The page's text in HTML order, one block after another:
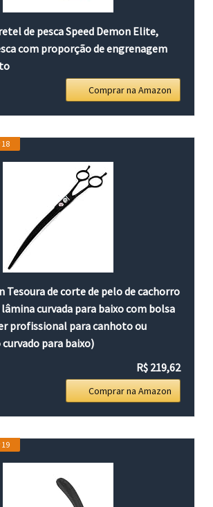
de pesca Speed Demon Elite,
com proporção de engrenagem
Comprar na Amazon
18
Tesoura de corte de pelo de cachorro
curvada para baixo com bolsa
profissional para canhoto ou
para baixo)
R$ 219,62
Comprar na Amazon
19